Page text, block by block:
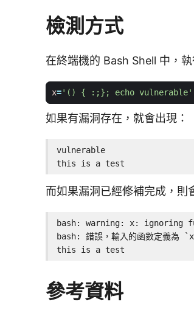
檢測方式
在終端機的 Bash Shell 中，執
x='() { :;}; echo vulnerable'
如果有漏洞存在，就會出現：
vulnerable
this is a test
而如果漏洞已經修補完成，則
bash: warning: x: ignoring
bash: 錯誤，輸入的函數定義為
this is a test
參考資料